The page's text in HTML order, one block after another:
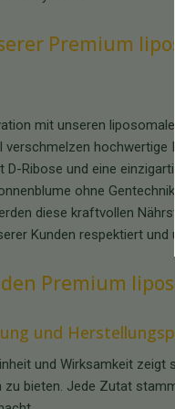
Premium
mit unseren
verschmelzen
Ribose und eine
ohne
diese kraftvollen
Kunden respektiert und
Premium
und
und Wirksamkeit
bieten. Jede Zutat